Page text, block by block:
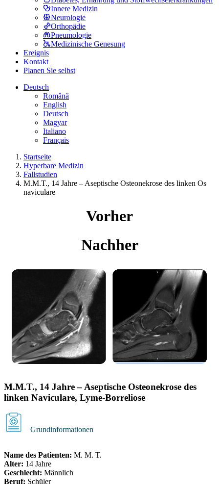
Innere Medizin
Neurologie
Orthopädie
Pneumologie
Medizinische Genesung
Ereignis
Kontakt
Planen Sie selbst
Deutsch
Română
English
Deutsch
Magyar
Italiano
Français
Startseite
Hyperbare Medizin
Fallstudien
M.M.T., 14 Jahre – Aseptische Osteonekrose des linken Os
naviculare
Vorher
Nachher
M.M.T., 14 Jahre – Aseptische Osteonekrose des
linken Naviculare, Lyme-Borreliose
Grundinformationen
Name des Patienten: M. M. T.
Alter: 14 Jahre
Geschlecht: Männlich
Beruf: Schüler